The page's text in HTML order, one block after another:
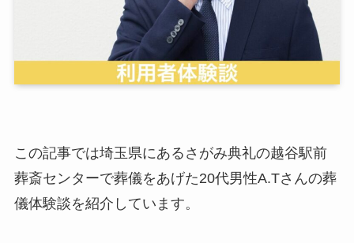
この記事では埼玉県にあるさがみ典礼の越谷駅前
葬斎センターで葬儀をあげた20代男性A.Tさんの葬
儀体験談を紹介しています。